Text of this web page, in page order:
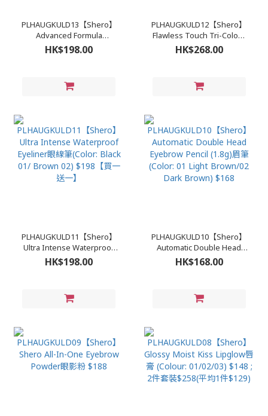
PLHAUGKULD13【Shero】
Advanced Formula
Waterproof Mascara睫毛液
$198
HK$198.00
PLHAUGKULD12【Shero】
Flawless Touch Tri-Colour
Concealer7.5g遮暇膏 $268
HK$268.00
PLHAUGKULD11【Shero】
Ultra Intense Waterproof
Eyeliner眼線筆(Color: Black
01/ Brown 02) $198【買一
HK$198.00
PLHAUGKULD10【Shero】
Automatic Double Head
Eyebrow Pencil (1.8g)眉筆
(Color: 01 Light Brown/02
HK$168.00